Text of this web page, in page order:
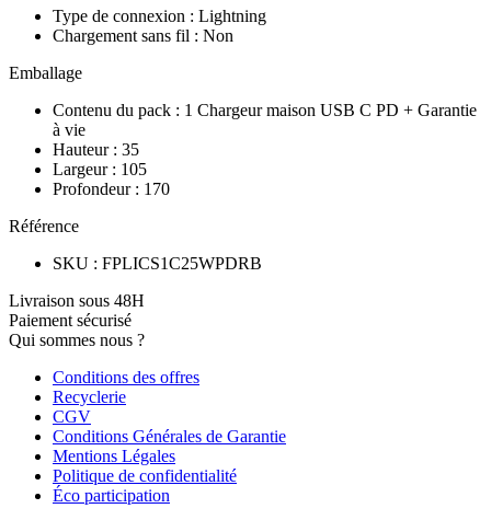
Type de connexion : Lightning
Chargement sans fil : Non
Emballage
Contenu du pack : 1 Chargeur maison USB C PD + Garantie
à vie
Hauteur : 35
Largeur : 105
Profondeur : 170
Référence
SKU : FPLICS1C25WPDRB
Livraison sous 48H
Paiement sécurisé
Qui sommes nous ?
Conditions des offres
Recyclerie
CGV
Conditions Générales de Garantie
Mentions Légales
Politique de confidentialité
Éco participation